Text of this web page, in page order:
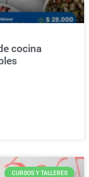
cocina
CURSOS Y TALLERES